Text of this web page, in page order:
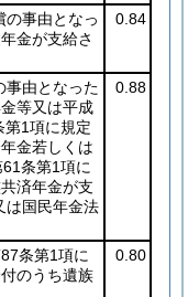
の事由となっ
金が支給さ
0.84
事由となった
等又は平成
第1項に規定
金若しくは
条第1項に
済年金が支
は国民年金法
0.88
条第1項に
のうち遺族
0.80